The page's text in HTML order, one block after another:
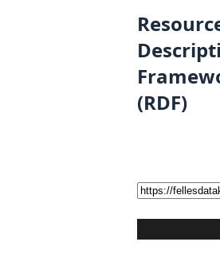
(RDF)